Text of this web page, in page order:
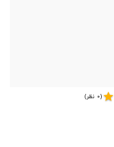
star(0 نظر)